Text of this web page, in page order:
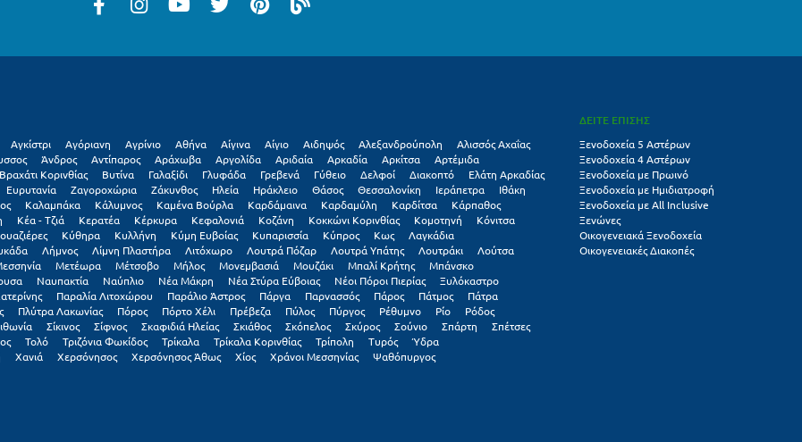
Αγκίστρι Αγόριανη Αγρίνιο Αθήνα Αίγινα Αίγιο Αιδηψός Αλεξανδρούπολη
Αλισσός Αχαΐας
Άνδρος Αντίπαρος Αράχωβα Αργολίδα Αριδαία Αρκαδία Αρκίτσα
Αρτέμιδα
Βραχάτι Κορινθίας Βυτίνα Γαλαξiδι Γλυφάδα Γρεβενά Γύθειο Δελφοί Διακοπτό
Ελάτη Αρκαδίας
Ευρυτανία Ζαγοροχώρια Ζάκυνθος Ηλεία Ηράκλειο Θάσος Θεσσαλονίκη Ιεράπετρα
Ιθάκη
Καλαμπάκα Κάλυμνος Καμένα Βούρλα Καρδάμαινα Καρδαμύλη Καρδίτσα
Κάρπαθος
Κέα - Τζιά Κερατέα Κέρκυρα Κεφαλονιά Κοζάνη Κοκκώνι Κορινθίας Κομοτηνή
Κόνιτσα
Κύθηρα Κυλλήνη Κύμη Ευβοίας Κυπαρισσία Κύπρος Κως
Λαγκάδια
Λήμνος Λίμνη Πλαστήρα Λιτόχωρο Λουτρά Πόζαρ Λουτρά Υπάτης Λουτράκι
Λούτσα
Μετέωρα Μέτσοβο Μήλος Μονεμβασιά Μουζάκι Μπαλί Κρήτης
Μπάνσκο
Ναυπακτία Ναύπλιο Νέα Μάκρη Νέα Στύρα Εύβοιας Νέοι Πόροι Πιερίας
Ξυλόκαστρο
Παραλία Λιτοχώρου Παράλιο Άστρος Πάργα Παρνασσός Πάρος Πάτμος
Πάτρα
Πλύτρα Λακωνίας Πόρος Πόρτο Χέλι Πρέβεζα Πύλος Πύργος Ρέθυμνο Ρίο
Ρόδος
Σίκινος Σίφνος Σκαφιδιά Ηλείας Σκιάθος Σκόπελος Σκύρος Σούνιο Σπάρτη
Σπέτσες
Τολό Τριζόνια Φωκίδος Τρίκαλα Τρίκαλα Κορινθίας Τρίπολη Τυρός
Ύδρα
Χανιά Χερσόνησος Χερσόνησος Άθως Χίος Χράνοι Μεσσηνίας Ψαθόπυργος
ΔΕΙΤΕ ΕΠΙΣΗΣ
Ξενοδοχεία 5 Αστέρων
Ξενοδοχεία 4 Αστέρων
Ξενοδοχεία με Πρωινό
Ξενοδοχεία με Ημιδιατροφή
Ξενοδοχεία με All Inclusive
Ξενώνες
Οικογενειακά Ξενοδοχεία
Οικογενειακές Διακοπές